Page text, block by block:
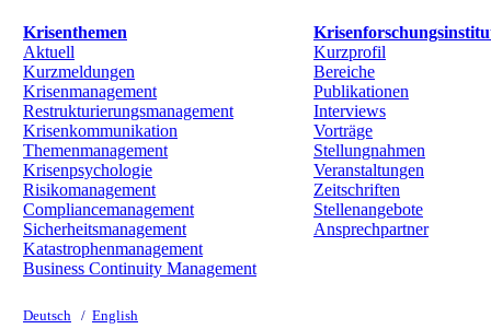
Krisenthemen
Aktuell
Kurzmeldungen
Krisenmanagement
Restrukturierungsmanagement
Krisenkommunikation
Themenmanagement
Krisenpsychologie
Risikomanagement
Compliancemanagement
Sicherheitsmanagement
Katastrophenmanagement
Business Continuity Management
Kurzprofil
Bereiche
Publikationen
Interviews
Vorträge
Stellungnahmen
Veranstaltungen
Zeitschriften
Stellenangebote
Ansprechpartner
Deutsch / English